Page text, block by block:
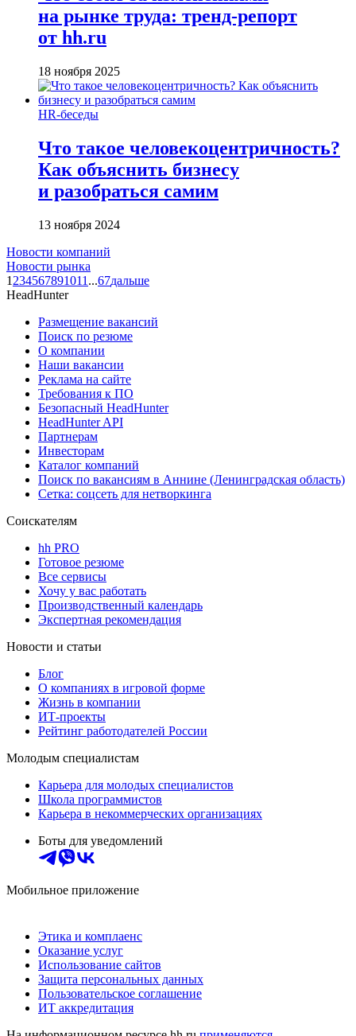
на рынке труда: тренд-репорт
от hh.ru
18 ноября 2025
HR-беседы
Что такое человеко­центричность?
Как объяснить бизнесу
и разобраться самим
13 ноября 2024
Новости компаний
Новости рынка
1 234567891011 ...67дальше
HeadHunter
Размещение вакансий
Поиск по резюме
О компании
Наши вакансии
Реклама на сайте
Требования к ПО
Безопасный HeadHunter
HeadHunter API
Партнерам
Инвесторам
Каталог компаний
Поиск по вакансиям в Аннине (Ленинградская область)
Сетка: соцсеть для нетворкинга
Соискателям
hh PRO
Готовое резюме
Все сервисы
Хочу у вас работать
Производственный календарь
Экспертная рекомендация
Новости и статьи
Блог
О компаниях в игровой форме
Жизнь в компании
ИТ-проекты
Рейтинг работодателей России
Молодым специалистам
Карьера для молодых специалистов
Школа программистов
Карьера в некоммерческих организациях
Боты для уведомлений
Мобильное приложение
Этика и комплаенс
Оказание услуг
Использование сайтов
Защита персональных данных
Пользовательское соглашение
ИТ аккредитация